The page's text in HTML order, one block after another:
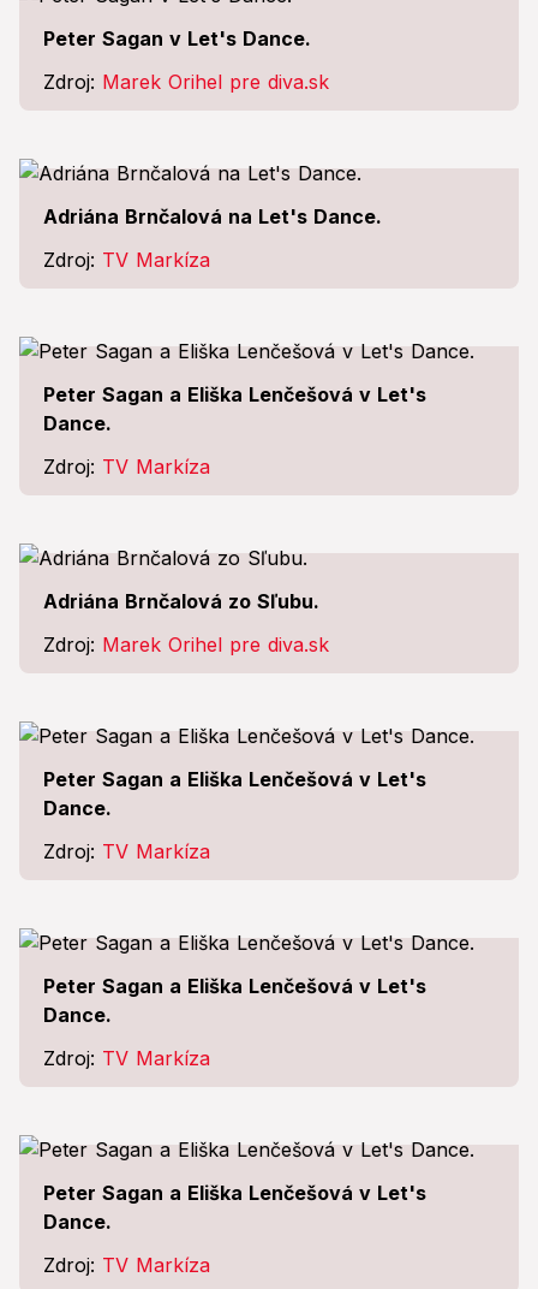
Peter Sagan v Let's Dance.
Zdroj: Marek Orihel pre diva.sk
Adriána Brnčalová na Let's Dance.
Zdroj: TV Markíza
Peter Sagan a Eliška Lenčešová v Let's
Dance.
Zdroj: TV Markíza
Adriána Brnčalová zo Sľubu.
Zdroj: Marek Orihel pre diva.sk
Peter Sagan a Eliška Lenčešová v Let's
Dance.
Zdroj: TV Markíza
Peter Sagan a Eliška Lenčešová v Let's
Dance.
Zdroj: TV Markíza
Peter Sagan a Eliška Lenčešová v Let's
Dance.
Zdroj: TV Markíza